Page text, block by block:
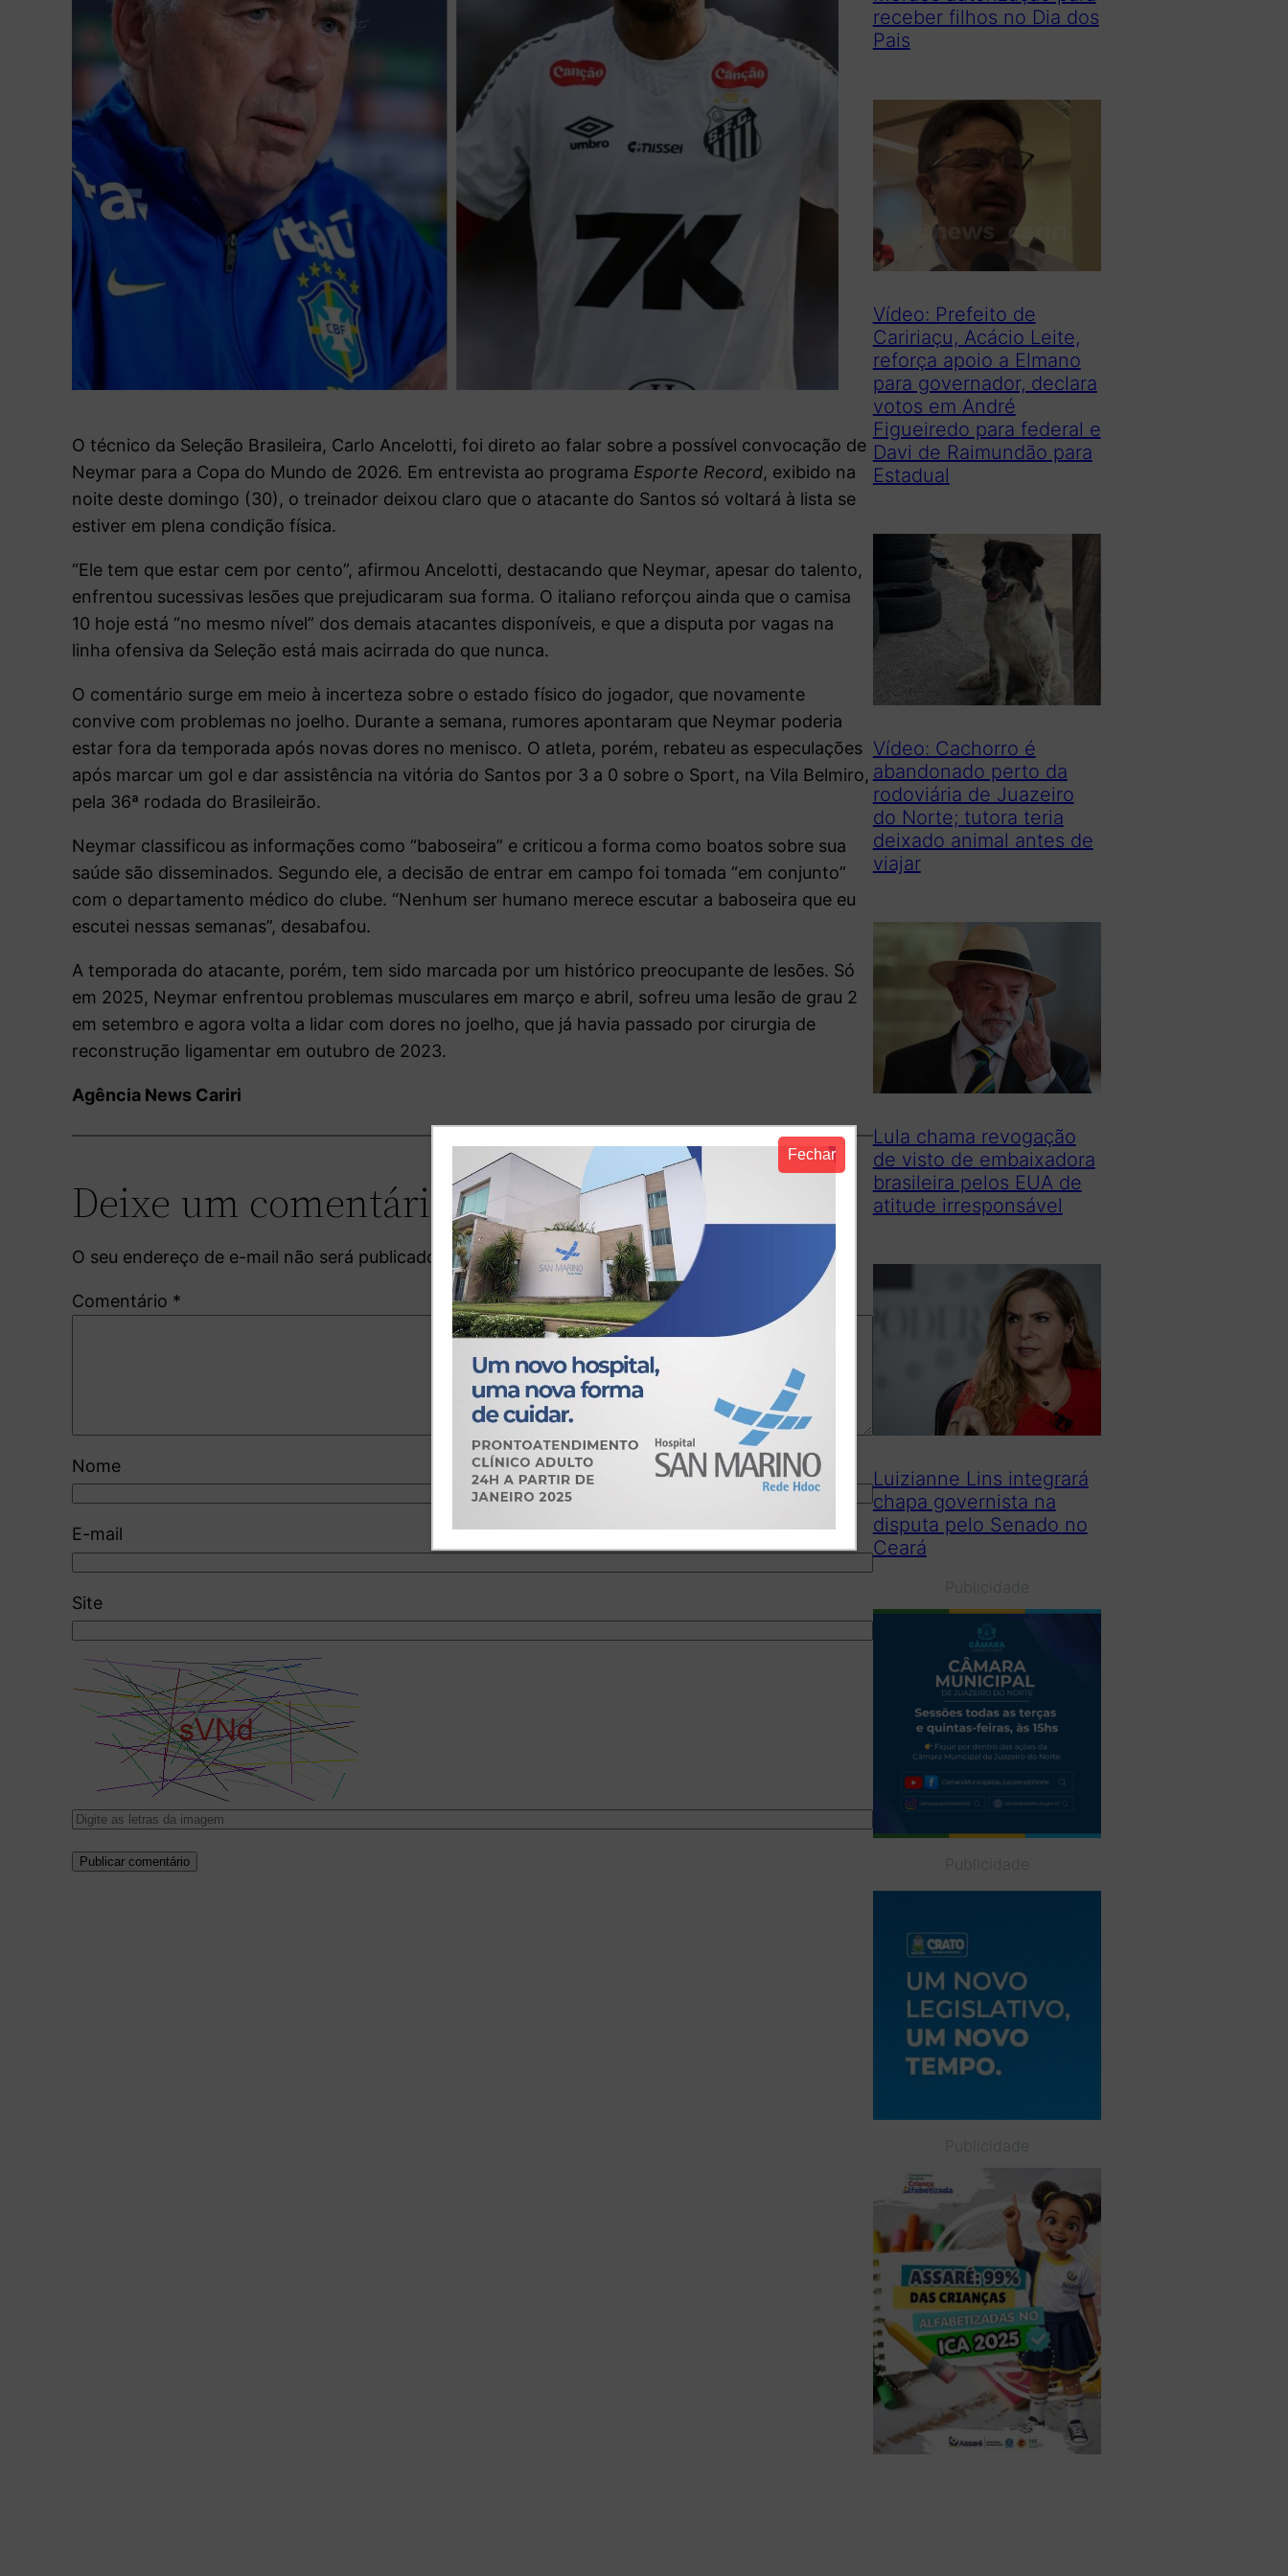
Fechar
O técnico da Seleção Brasileira, Carlo Ancelotti, foi direto ao falar sobre a possível convocação de
Neymar para a Copa do Mundo de 2026. Em entrevista ao programa Esporte Record, exibido na
noite deste domingo (30), o treinador deixou claro que o atacante do Santos só voltará à lista se
estiver em plena condição física.
“Ele tem que estar cem por cento”, afirmou Ancelotti, destacando que Neymar, apesar do talento,
enfrentou sucessivas lesões que prejudicaram sua forma. O italiano reforçou ainda que o camisa
10 hoje está “no mesmo nível” dos demais atacantes disponíveis, e que a disputa por vagas na
linha ofensiva da Seleção está mais acirrada do que nunca.
O comentário surge em meio à incerteza sobre o estado físico do jogador, que novamente
convive com problemas no joelho. Durante a semana, rumores apontaram que Neymar poderia
estar fora da temporada após novas dores no menisco. O atleta, porém, rebateu as especulações
após marcar um gol e dar assistência na vitória do Santos por 3 a 0 sobre o Sport, na Vila Belmiro,
pela 36ª rodada do Brasileirão.
Neymar classificou as informações como “baboseira” e criticou a forma como boatos sobre sua
saúde são disseminados. Segundo ele, a decisão de entrar em campo foi tomada “em conjunto”
com o departamento médico do clube. “Nenhum ser humano merece escutar a baboseira que eu
escutei nessas semanas”, desabafou.
A temporada do atacante, porém, tem sido marcada por um histórico preocupante de lesões. Só
em 2025, Neymar enfrentou problemas musculares em março e abril, sofreu uma lesão de grau 2
em setembro e agora volta a lidar com dores no joelho, que já havia passado por cirurgia de
reconstrução ligamentar em outubro de 2023.
Agência News Cariri
Deixe um comentário
O seu endereço de e-mail não será publicado. Campos obrigatórios são marcados com
Comentário *
Nome
E-mail
Site
receber filhos no Dia dos
Pais
Vídeo: Prefeito de
Caririaçu, Acácio Leite,
reforça apoio a Elmano
para governador, declara
votos em André
Figueiredo para federal e
Davi de Raimundão para
Estadual
Vídeo: Cachorro é
abandonado perto da
rodoviária de Juazeiro
do Norte; tutora teria
deixado animal antes de
viajar
Lula chama revogação
de visto de embaixadora
brasileira pelos EUA de
atitude irresponsável
Luizianne Lins integrará
chapa governista na
disputa pelo Senado no
Ceará
Publicidade
Publicidade
Publicidade